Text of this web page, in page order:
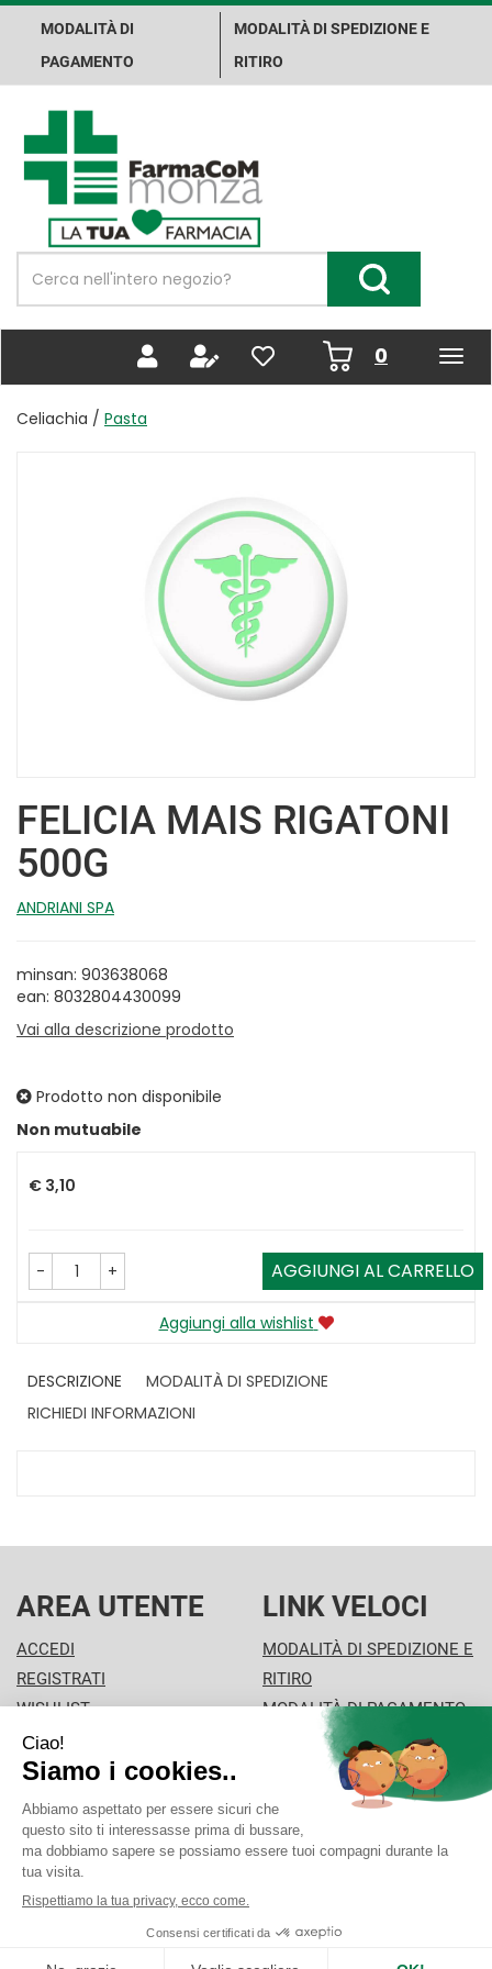
Passa
contenuto
MODALITÀ DI
PAGAMENTO
MODALITÀ DI SPEDIZIONE E
RITIRO
Farma.Co.M.
Spa
Prodotto
Cerca Prodotto
0 prodotti
inseriti
Celiachia / Pasta
FELICIA MAIS RIGATONI
500G
ANDRIANI SPA
minsan: 903638068
ean: 8032804430099
Vai alla descrizione prodotto
Prodotto non disponibile
Non mutuabile
Prezzo
€ 3,10
- + AGGIUNGI AL CARRELLO
Aggiungi alla wishlist
DESCRIZIONE
MODALITÀ DI SPEDIZIONE
RICHIEDI INFORMAZIONI
AREA UTENTE
ACCEDI
REGISTRATI
WISHLIST
ISCRIZIONE ALLA
NEWSLETTER
LINK VELOCI
MODALITÀ DI SPEDIZIONE E
RITIRO
MODALITÀ DI PAGAMENTO
INFORMATIVA PRIVACY
CONDIZIONI DI VENDITA
FARMA.CO.M.SPA- Via Braille 3 20900 Monza (MB)
info@farmacomspa.it
02730670961 | Numero R.E.A.: